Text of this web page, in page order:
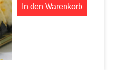
In den Warenkorb